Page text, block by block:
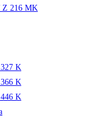
Z 216 MK
K
K
K